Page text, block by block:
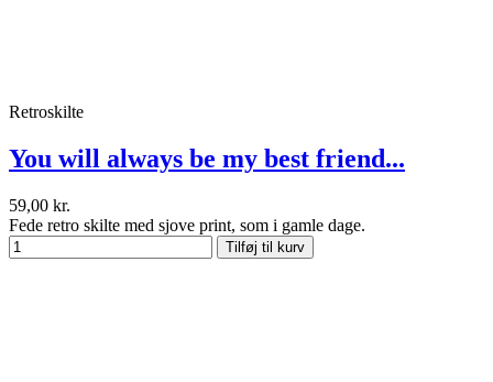
Retroskilte
You will always be my best friend...
59,00 kr.
Fede retro skilte med sjove print, som i gamle dage.
Tilføj til kurv